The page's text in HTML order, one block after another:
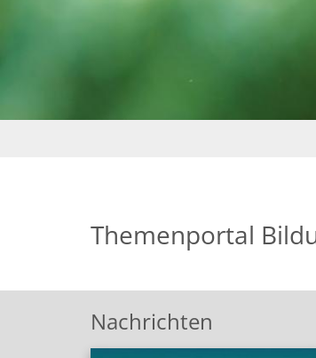
Themenportal
Nachrichten